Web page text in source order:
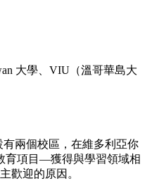
大學、VIU（溫哥華島大
兩個校區，在維多利亞你
育項目—獲得與學習領域相
歡迎的原因。